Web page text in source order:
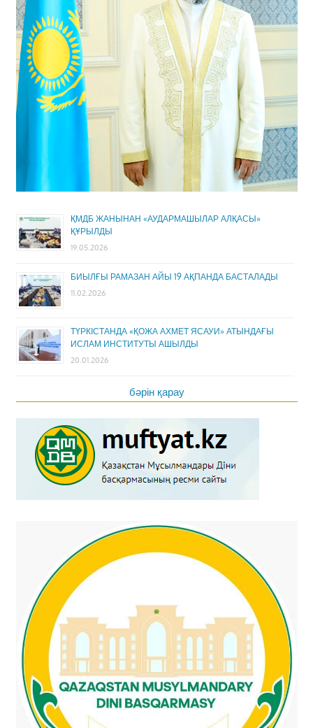
ҚМДБ ЖАНЫНАН «АУДАРМАШЫЛАР АЛҚАСЫ»
ҚҰРЫЛДЫ
19.05.2026
БИЫЛҒЫ РАМАЗАН АЙЫ 19 АҚПАНДА БАСТАЛАДЫ
11.02.2026
ТҮРКІСТАНДА «ҚОЖА АХМЕТ ЯСАУИ» АТЫНДАҒЫ
ИСЛАМ ИНСТИТУТЫ АШЫЛДЫ
20.01.2026
бәрін қарау